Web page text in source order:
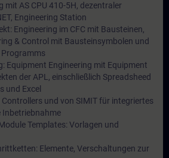
mit AS CPU 410-5H, dezentraler
Engineering Station
Engineering im CFC mit Bausteinen,
& Control mit Bausteinsymbolen und
Programms
Equipment Engineering mit Equipment
der APL, einschließlich Spreadsheed
und Excel
und von SIMIT für integriertes
Inbetriebnahme
Templates: Vorlagen und
Elemente, Verschaltungen zur